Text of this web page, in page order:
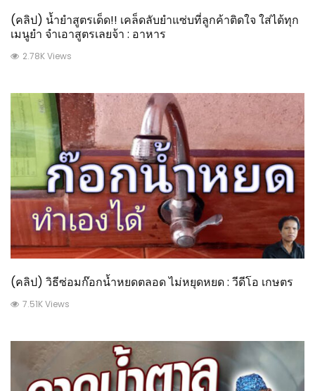
(คลิป) น้ำยำสูตรเด็ด!! เคล็ดลับยำแซ่บที่ลูกค้าติดใจ​ ใส่ได้ทุก
เมนูยำ​ จำเอาสูตรเลยจ้า : อาหาร
2.78K Views
(คลิป) วิธีซ่อมก๊อกน้ำหยดตลอด ไม่หยุดหยด : วีดีโอ เกษตร
7.51K Views